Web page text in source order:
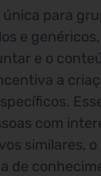
para
e
e o
a
com
similares,
de